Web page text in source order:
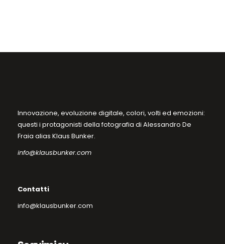
Innovazione, evoluzione digitale, colori, volti ed emozioni:
questi i protagonisti della fotografia di Alessandro De
Fraia alias Klaus Bunker.
info@klausbunker.com
Contatti
info@klausbunker.com